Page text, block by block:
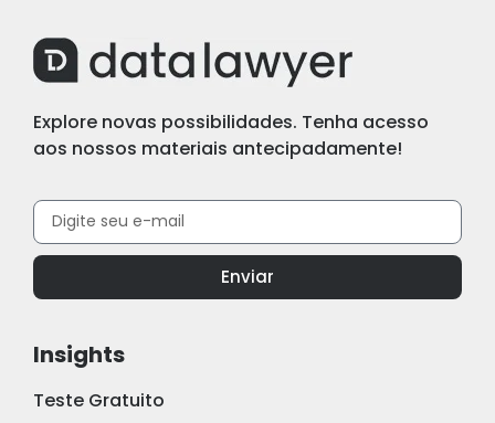
Explore novas possibilidades. Tenha acesso
aos nossos materiais antecipadamente!
Enviar
Insights
Teste Gratuito